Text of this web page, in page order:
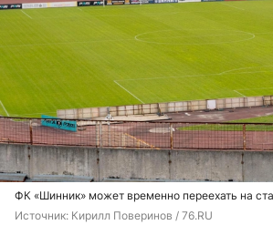
ФК «Шинник» может временно переехать на
Источник: Кирилл Поверинов / 76.RU